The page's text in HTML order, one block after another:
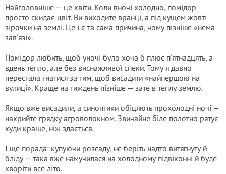
Найголовніше — це квіти. Коли вночі холодно, помідор
просто скидає цвіт. Ви виходите вранці, а під кущем жовті
зірочки на землі. Це і є та сама причина, чому пізніше «нема
зав’язі».
Помідор любить, щоб уночі було хоча б плюс п’ятнадцять, а
вдень тепло, але без виснажливої спеки. Тому я давно
перестала гнатися за тим, щоб висадити «найпершою на
вулиці». Краще на тиждень пізніше — зате в теплу землю.
Якщо вже висадили, а синоптики обіцяють прохолодні ночі —
накрийте грядку агроволокном. Звичайне біле полотно рятує
куди краще, ніж здається.
І ще порада: купуючи розсаду, не беріть надто витягнуту й
бліду — така вже намучилася на холодному підвіконні й буде
хворіти все літо.